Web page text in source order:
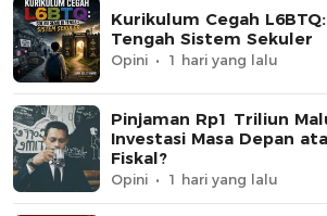
Kurikulum Cegah
Tengah Sistem Sekuler
Opini 1 hari yang lalu
Pinjaman Rp1 Triliun
Investasi Masa Depan
Fiskal?
Opini 1 hari yang lalu